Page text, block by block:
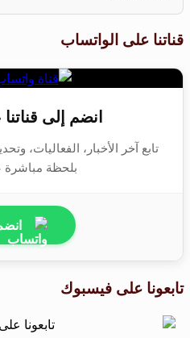
قناتنا على الواتساب
انضم إلى
تابع آخر الأخبار، الفعاليات،
بلحظة
تابعونا على فيسبوك